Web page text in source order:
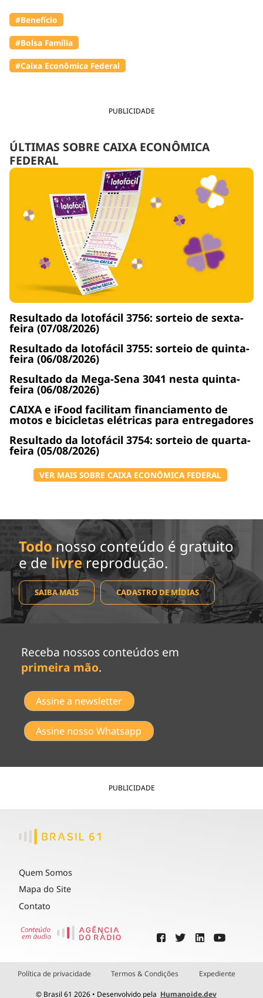
PUBLICIDADE
ÚLTIMAS SOBRE CAIXA ECONÔMICA
FEDERAL
Resultado da lotofácil 3756: sorteio de sexta-
feira (07/08/2026)
Resultado da lotofácil 3755: sorteio de quinta-
feira (06/08/2026)
Resultado da Mega-Sena 3041 nesta quinta-
feira (06/08/2026)
CAIXA e iFood facilitam financiamento de
motos e bicicletas elétricas para entregadores
Resultado da lotofácil 3754: sorteio de quarta-
feira (05/08/2026)
VER MAIS SOBRE CAIXA ECONÔMICA FEDERAL
#Benefício
#Bolsa Família
#Caixa Econômica Federal
Todo nosso conteúdo é gratuito
e de livrereprodução.
SAIBA MAIS CADASTRO DE MÍDIAS
Receba nossos conteúdos em
primeira mão.
Assine a newsletter
Assine nosso Whatsapp
PUBLICIDADE
Quem Somos
Mapa do Site
Contato
Política de privacidade Termos & Condições Expediente
© Brasil 61 2026 • Desenvolvido pela Humanoide.dev